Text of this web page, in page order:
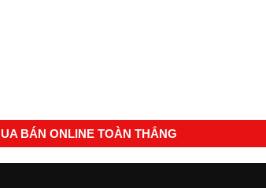
BÁN ONLINE TOÀN THẮNG